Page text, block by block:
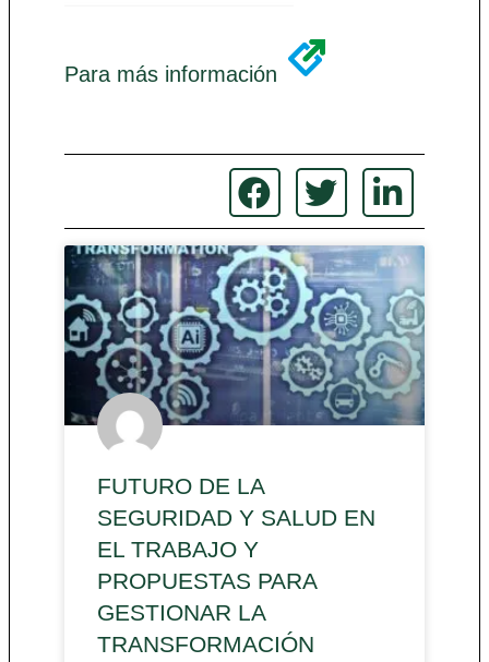
Para más información
FUTURO DE LA
SEGURIDAD Y SALUD EN
EL TRABAJO Y
PROPUESTAS PARA
GESTIONAR LA
TRANSFORMACIÓN